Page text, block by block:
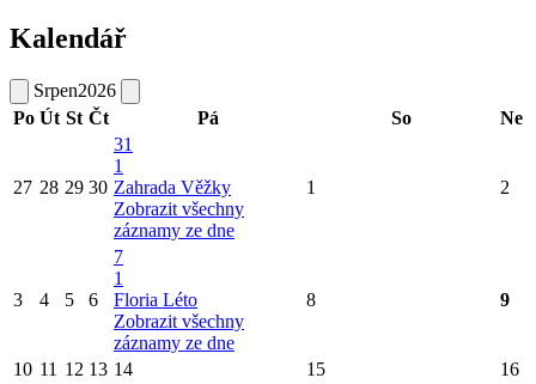
Kalendář
Srpen2026
Po Út St Čt Pá So Ne
27 28 29 30
31
1
Zahrada Věžky
Zobrazit všechny
záznamy ze dne
1 2
3 4 5 6
7
1
Floria Léto
Zobrazit všechny
záznamy ze dne
8 9
10 11 12 13 14 15 16